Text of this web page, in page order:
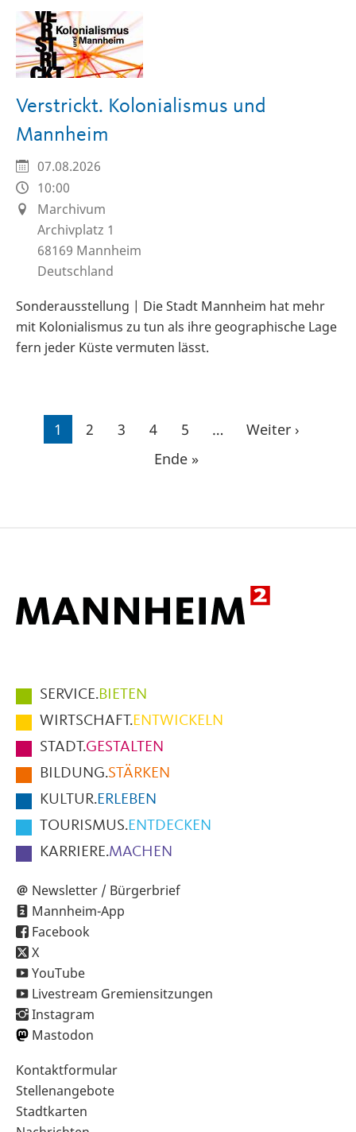
Verstrickt. Kolonialismus und
Mannheim
07.08.2026
10:00
Marchivum
Archivplatz 1
68169 Mannheim
Deutschland
Sonderausstellung | Die Stadt Mannheim hat mehr
mit Kolonialismus zu tun als ihre geographische Lage
fern jeder Küste vermuten lässt.
Seitennummerierung
Aktuelle
1 Seite
2 Seite
3 Seite
4 Seite
5 …
Nächste
Weiter ›
Letzte
Ende »
Hauptmenüpunkte
im
Fußbereich
der
Seite
SERVICE.BIETEN
WIRTSCHAFT.ENTWICKELN
STADT.GESTALTEN
BILDUNG.STÄRKEN
KULTUR.ERLEBEN
TOURISMUS.ENTDECKEN
KARRIERE.MACHEN
Newsletter / Bürgerbrief
Mannheim-App
Facebook
X
YouTube
Livestream Gremiensitzungen
Instagram
Mastodon
Sekundärnavigation
im
Fußbereich
Kontaktformular
Stellenangebote
Stadtkarten